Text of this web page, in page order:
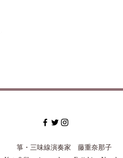
箏・三味線演奏家 藤重奈那子